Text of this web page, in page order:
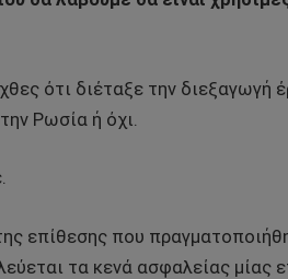
ότι διέταξε την διεξαγωγή
Ρωσία ή όχι.
επίθεσης που
τα κενά ασφαλείας μίας